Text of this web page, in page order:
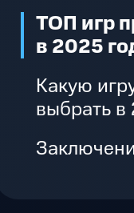
ТОП игр
в 2025
Какую
выбрать в